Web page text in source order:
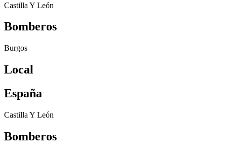
Castilla Y León
Bomberos
Burgos
Local
España
Castilla Y León
Bomberos